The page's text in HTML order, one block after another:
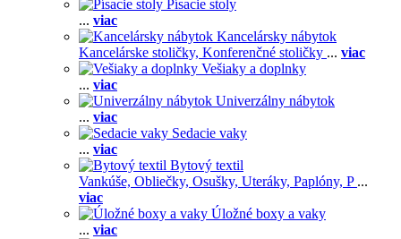
Písacie stoly
... viac
Kancelársky nábytok
Kancelárske stoličky, Konferenčné stoličky ... viac
Vešiaky a doplnky
... viac
Univerzálny nábytok
... viac
Sedacie vaky
... viac
Bytový textil
Vankúše, Obliečky, Osušky, Uteráky, Paplóny, P ...
viac
Úložné boxy a vaky
... viac